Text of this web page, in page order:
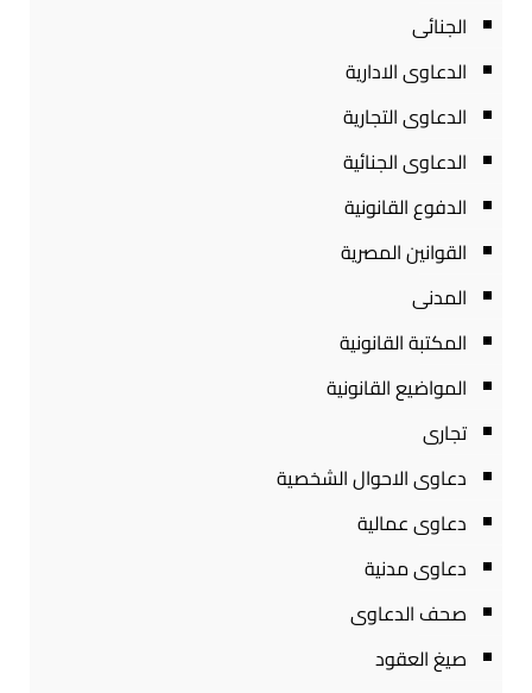
الجنائى
الدعاوى الادارية
الدعاوى التجارية
الدعاوى الجنائية
الدفوع القانونية
القوانين المصرية
المدنى
المكتبة القانونية
المواضيع القانونية
تجارى
دعاوى الاحوال الشخصية
دعاوى عمالية
دعاوى مدنية
صحف الدعاوى
صيغ العقود